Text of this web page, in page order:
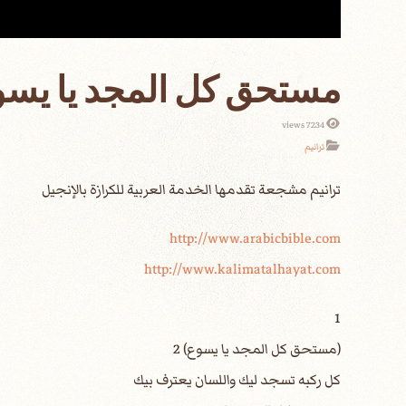
مستحق كل المجد يا
7234 views
ترانيم
http://www.arabicbible.com
http://www.kalimatalhayat.com
1
(مستحق كل المجد يا يسوع) 2
كل ركبه تسجد ليك واللسان يعترف بيك